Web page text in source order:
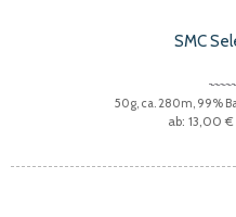
SMC
50g, ca. 280m, 99%
13,00 €